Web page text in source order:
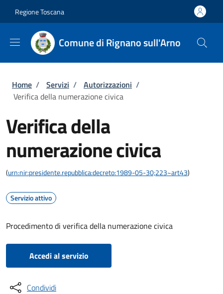
Regione Toscana
Comune di Rignano sull'Arno
Briciole di pane
Home / Servizi / Autorizzazioni /
Verifica della numerazione civica
Verifica della
numerazione civica
(urn:nir:presidente.repubblica:decreto:1989-05-30;223~art43)
Servizio attivo
Procedimento di verifica della numerazione civica
Accedi al servizio
Condividi